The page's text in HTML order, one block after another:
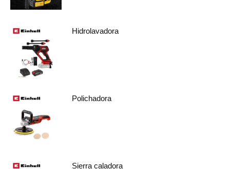
Hidrolavadora
Polichadora
Sierra caladora